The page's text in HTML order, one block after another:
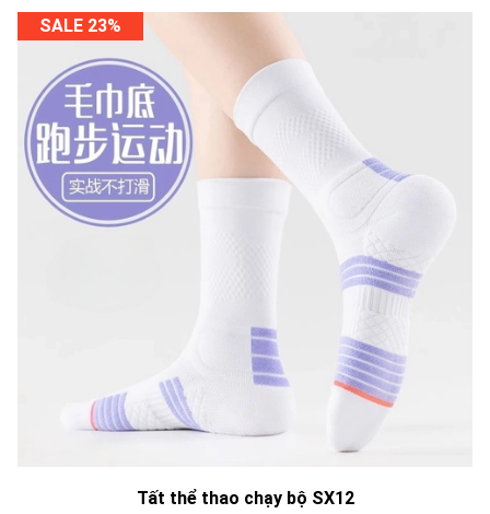
SALE 23%
Tất thể thao chạy bộ SX12